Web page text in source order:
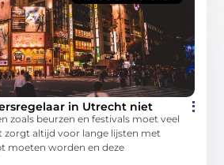
in Utrecht niet
zoals beurzen en festivals moet veel
zorgt altijd voor lange lijsten met
moeten worden en deze